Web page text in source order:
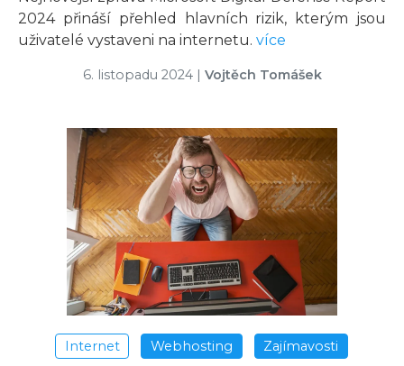
2024 přináší přehled hlavních rizik, kterým jsou
uživatelé vystaveni na internetu. více
6. listopadu 2024| Vojtěch Tomášek
Internet Webhosting Zajímavosti